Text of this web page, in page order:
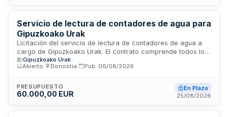
formalización del contrato.
Servicio de lectura de contadores de agua para
Gipuzkoako Urak
Licitación del servicio de lectura de contadores de agua a
cargo de Gipuzkoako Urak. El contrato comprende todos los
costes directos e indirectos necesarios para la ejecución del
servicio, incluyendo personal, medios técnicos, vehículos,
contratista deberá asistir a las reuniones de trabajo que
determine la entidad y cumplir con las prescripciones
Gipuzkoako Urak
Abierto
Donostia Pub. 06/08/2026
PRESUPUESTO
60.000,00 EUR
En Plazo
25/08/2026